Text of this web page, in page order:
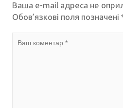
Ваша e-mail адреса не
Обов’язкові поля позначені